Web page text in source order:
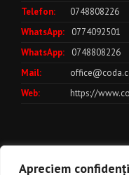
Apreciem
Telefon:
0748808226
WhatsApp:
0774092501
WhatsApp:
0748808226
Mail:
Web:
https://